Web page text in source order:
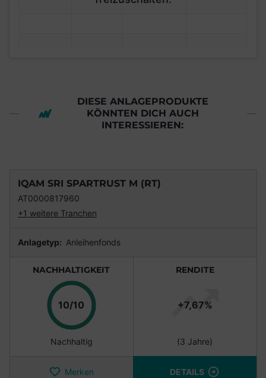
DIESE ANLAGEPRODUKTE
KÖNNTEN DICH AUCH
INTERESSIEREN:
IQAM SRI SPARTRUST M (RT)
AT0000817960
+1 weitere Tranchen
Anlagetyp: Anleihenfonds
NACHHALTIGKEIT
10/10 Punkte
Nachhaltig
RENDITE
+7,67%
(3 Jahre)
Merken DETAILS